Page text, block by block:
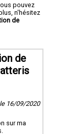
pouvez
n'hésitez
de
de
16/09/2020
sur ma